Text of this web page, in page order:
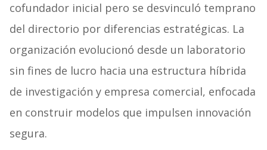
cofundador inicial pero se desvinculó temprano
del directorio por diferencias estratégicas. La
organización evolucionó desde un laboratorio
sin fines de lucro hacia una estructura híbrida
de investigación y empresa comercial, enfocada
en construir modelos que impulsen innovación
segura.